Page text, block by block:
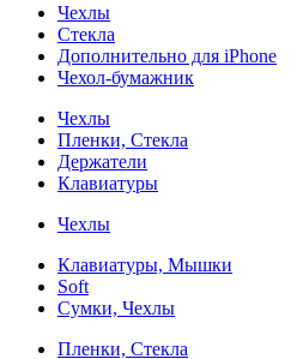
Чехлы
Стекла
Дополнительно для iPhone
Чехол-бумажник
Чехлы
Пленки, Стекла
Держатели
Клавиатуры
Чехлы
Клавиатуры, Мышки
Soft
Сумки, Чехлы
Пленки, Стекла